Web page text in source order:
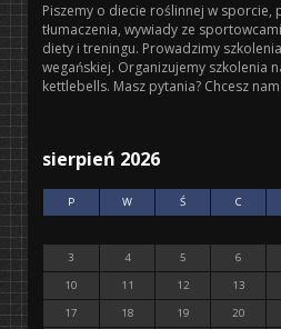
Piszemy o diecie roślinnej w sporcie,
tłumaczenia, wywiady ze
diety i treningu. Prowadzimy
wegańskiej. Organizujemy szkolenia
kettlebells. Masz pytania? Chcesz
sierpień 2026
P W Ś C
3
4 5 6
10
11 12 13
17
18 19 20